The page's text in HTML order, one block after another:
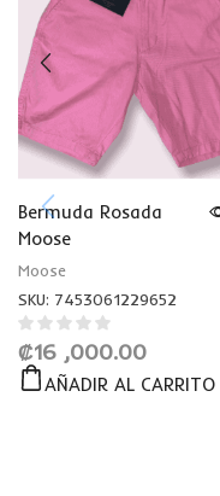
Bermuda Rosada
Moose
Moose
SKU: 7453061229652
₡16 ,000.00
AÑADIR AL CARRITO